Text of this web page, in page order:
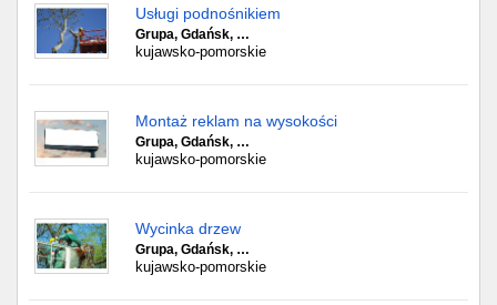
Usługi podnośnikiem
Grupa, Gdańsk, …
kujawsko-pomorskie
Montaż reklam na wysokości
Grupa, Gdańsk, …
kujawsko-pomorskie
Wycinka drzew
Grupa, Gdańsk, …
kujawsko-pomorskie